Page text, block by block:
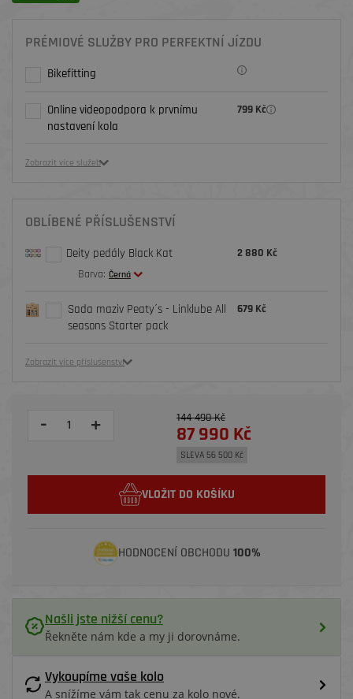
PRÉMIOVÉ SLUŽBY PRO PERFEKTNÍ JÍZDU
Bikefitting
Online videopodpora k prvnímu
nastavení kola
799 Kč
Zobrazit více služeb
OBLÍBENÉ PŘÍSLUŠENSTVÍ
Deity pedály Black Kat
Barva: Černá
2 880 Kč
Sada maziv Peaty´s - Linklube All
seasons Starter pack
679 Kč
Zobrazit více příslušenství
- + 144 490 Kč
87 990 Kč
SLEVA 56 500 Kč
VLOŽIT DO KOŠÍKU
HODNOCENÍ OBCHODU 100%
Našli jste nižší cenu?
Řekněte nám kde a my ji dorovnáme.
Vykoupíme vaše kolo
A snížíme vám tak cenu za kolo nové.